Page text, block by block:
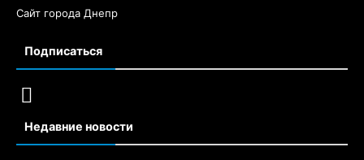
Сайт города Днепр
Подписаться
Недавние новости